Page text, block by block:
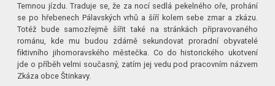
Temnou jízdu. Traduje se, že za nocí sedlá pekelného oře, prohání
se po hřebenech Pálavských vrhů a šíří kolem sebe zmar a zkázu.
Totéž bude samozřejmě šířit také na stránkách připravovaného
románu, kde mu budou zdárně sekundovat proradní obyvatelé
fiktivního jihomoravského městečka. Co do historického ukotvení
jde o příběh velmi současný, zatím jej vedu pod pracovním názvem
Zkáza obce Štinkavy.